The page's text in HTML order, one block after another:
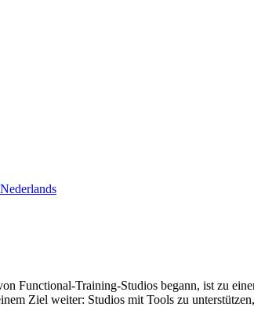
Nederlands
Functional-Training-Studios begann, ist zu
Ziel weiter: Studios mit Tools zu